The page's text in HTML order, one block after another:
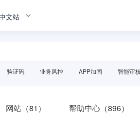
文站
验证码 业务风控 APP加固 智能审
网站（81） 帮助中心（896）